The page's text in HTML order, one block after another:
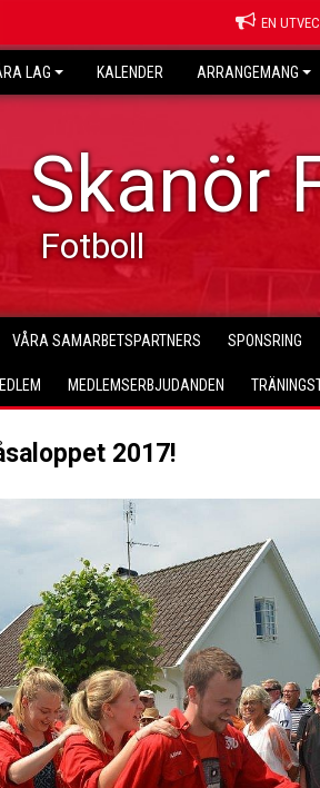
EN
LAG KALENDER ARRANGEMANG
Skanör
Fotboll
VÅRA SAMARBETSPARTNERS SPONSRING
MEDLEMSERBJUDANDEN
2017!